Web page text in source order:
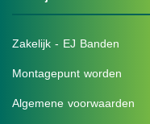
Zakelijk - EJ Banden
Montagepunt worden
Algemene voorwaarden